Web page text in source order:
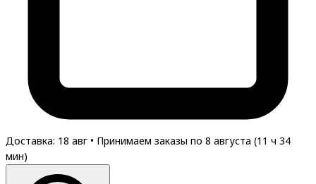
Доставка: 18 авг • Принимаем заказы по 8 августа (11 ч 34
мин)